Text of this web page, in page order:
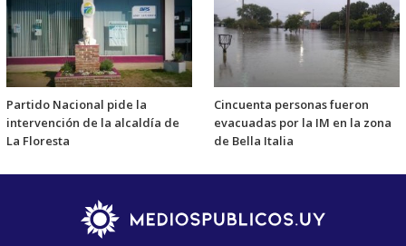
Partido Nacional pide la
intervención de la alcaldía de
La Floresta
Cincuenta personas fueron
evacuadas por la IM en la zona
de Bella Italia